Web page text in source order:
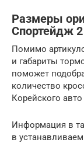
Размеры
Cпортейдж 2
Помимо
и габариты
поможет
количество
Корейского
Информация в
в